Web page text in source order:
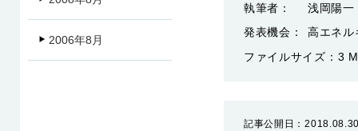
執筆者：
浅岡陽一
発表機会：
高エネ
ファイルサイズ： 3
記事公開日：
2006年8月